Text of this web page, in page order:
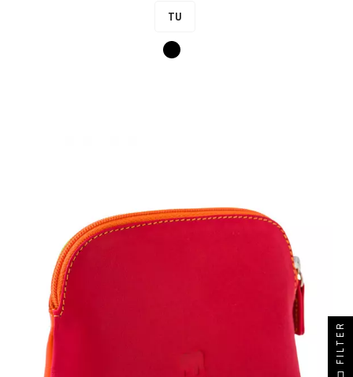
TU
Noir
FILTER